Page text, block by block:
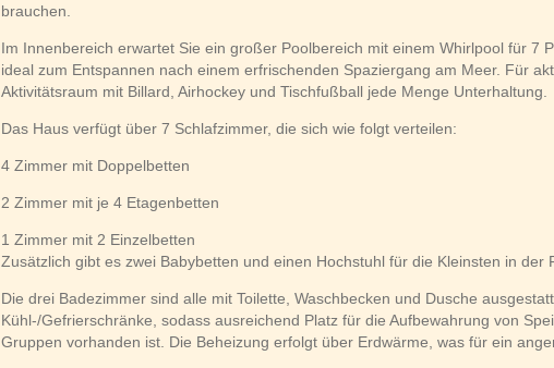
brauchen.
Im Innenbereich erwartet Sie ein großer Poolbereich mit einem Whirlpool für 7
ideal zum Entspannen nach einem erfrischenden Spaziergang am Meer. Für
Aktivitätsraum mit Billard, Airhockey und Tischfußball jede Menge Unterhaltung.
Das Haus verfügt über 7 Schlafzimmer, die sich wie folgt verteilen:
4 Zimmer mit Doppelbetten
2 Zimmer mit je 4 Etagenbetten
1 Zimmer mit 2 Einzelbetten
Zusätzlich gibt es zwei Babybetten und einen Hochstuhl für die Kleinsten in der
Die drei Badezimmer sind alle mit Toilette, Waschbecken und Dusche
Kühl-/Gefrierschränke, sodass ausreichend Platz für die Aufbewahrung von
Gruppen vorhanden ist. Die Beheizung erfolgt über Erdwärme, was für ein